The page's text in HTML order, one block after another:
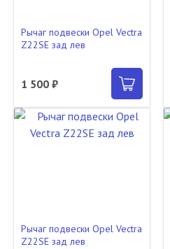
Рычаг подвески Opel Vectra
Z22SE зад лев
1 500 ₽
Рычаг подвески Opel Vectra
Z22SE зад лев